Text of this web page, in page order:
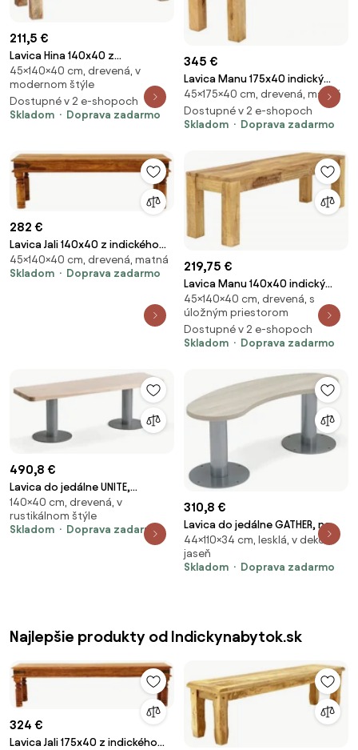
211,5 €
Lavica Hina 140x40 z
mangového dreva Mango
natural
45×140×40 cm, drevená, v
modernom štýle
Dostupné v 2 e-shopoch
Skladom
Doprava zadarmo
345 €
Lavica Manu 175x40 indický
masív mango
45×175×40 cm, drevená, matná
Dostupné v 2 e-shopoch
Skladom
Doprava zadarmo
282 €
Lavica Jali 140x40 z indického
masívu palisander Super
natural
45×140×40 cm, drevená, matná
Skladom
Doprava zadarmo
219,75 €
Lavica Manu 140x40 indický
masív mango
45×140×40 cm, drevená, s
úložným priestorom
Dostupné v 2 e-shopoch
Skladom
Doprava zadarmo
490,8 €
Lavica do jedálne UNITE,
1400x400 mm, breza
140×40 cm, drevená, v
rustikálnom štýle
Skladom
Doprava zadarmo
310,8 €
Lavica do jedálne GATHER, na
kotvenie, 1100x340x440 mm,
strieborná, jaseň
44×110×34 cm, lesklá, v dekore
jaseň
Skladom
Doprava zadarmo
Najlepšie produkty od Indickynabytok.sk
324 €
Lavica Jali 175x40 z indického